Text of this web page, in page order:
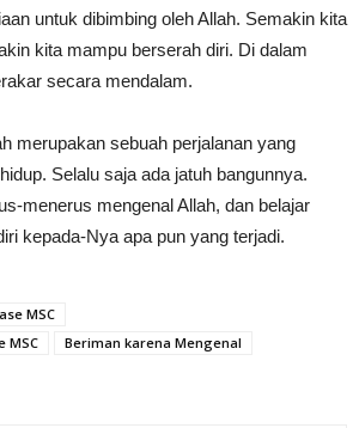
untuk dibimbing oleh Allah. Semakin kita
kita mampu berserah diri. Di dalam
secara mendalam.
merupakan sebuah perjalanan yang
Selalu saja ada jatuh bangunnya.
menerus mengenal Allah, dan belajar
kepada-Nya apa pun yang terjadi.
MSC
MSC
Beriman karena Mengenal